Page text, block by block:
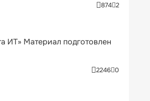
874 2
ИТ» Материал подготовлен
2246 0